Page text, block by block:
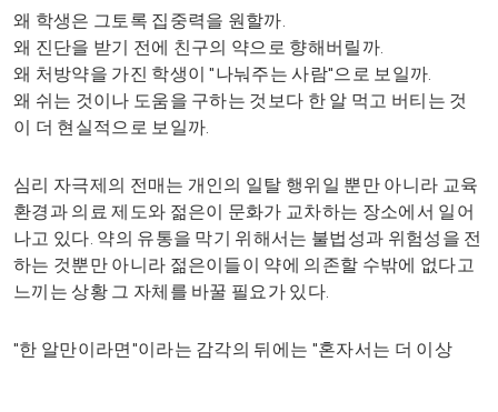
왜 학생은 그토록 집중력을 원할까.
왜 진단을 받기 전에 친구의 약으로 향해버릴까.
왜 처방약을 가진 학생이 "나눠주는 사람"으로 보일까.
왜 쉬는 것이나 도움을 구하는 것보다 한 알 먹고 버티는 것
이 더 현실적으로 보일까.
심리 자극제의 전매는 개인의 일탈 행위일 뿐만 아니라 교육
환경과 의료 제도와 젊은이 문화가 교차하는 장소에서 일어
나고 있다. 약의 유통을 막기 위해서는 불법성과 위험성을 전
하는 것뿐만 아니라 젊은이들이 약에 의존할 수밖에 없다고
느끼는 상황 그 자체를 바꿀 필요가 있다.
"한 알만이라면"이라는 감각의 뒤에는 "혼자서는 더 이상